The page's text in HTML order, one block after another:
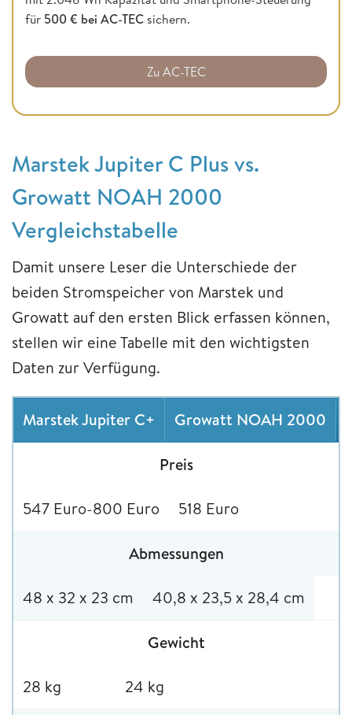
für 500 € bei AC-TEC sichern.
Zu AC-TEC
Marstek Jupiter C Plus vs.
Growatt NOAH 2000
Vergleichstabelle
Damit unsere Leser die Unterschiede der
beiden Stromspeicher von Marstek und
Growatt auf den ersten Blick erfassen können,
stellen wir eine Tabelle mit den wichtigsten
Daten zur Verfügung.
Marstek Jupiter C+ Growatt NOAH 2000
Preis
547 Euro-800 Euro 518 Euro
Abmessungen
48 x 32 x 23 cm 40,8 x 23,5 x 28,4 cm
Gewicht
28 kg 24 kg